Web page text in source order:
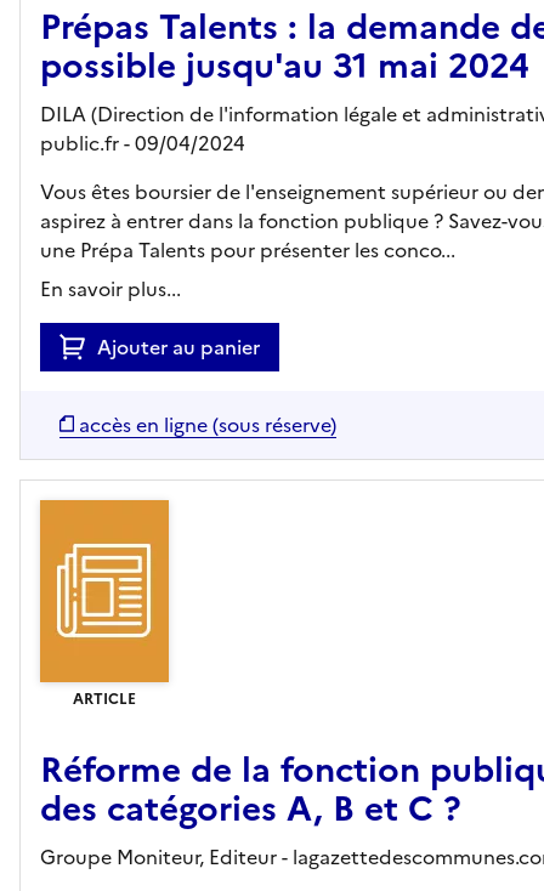
Prépas Talents : la demande
possible jusqu'au 31 mai 2024
DILA (Direction de l'information légale et
public.fr- 09/04/2024
Vous êtes boursier de l'enseignement supérieur ou
aspirez à entrer dans la fonction publique ? Savez-
une Prépa Talents pour présenter les conco...
En savoir plus...
Ajouter au panier
accès en ligne (sous réserve)
ARTICLE
Réforme de la fonction
des catégories A, B et C ?
Groupe Moniteur, Editeur-